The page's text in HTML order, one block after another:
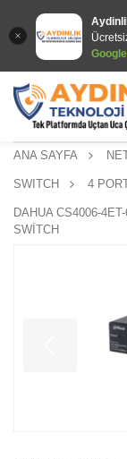
ANA SAYFA
SWITCH 4
DAHUA CS4006-
SWİTCH